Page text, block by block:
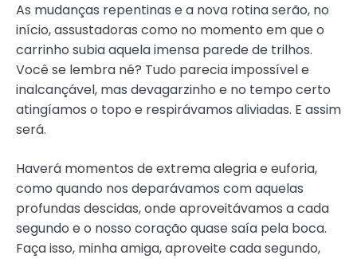
As mudanças repentinas e a nova rotina serão, no
início, assustadoras como no momento em que o
carrinho subia aquela imensa parede de trilhos.
Você se lembra né? Tudo parecia impossível e
inalcançável, mas devagarzinho e no tempo certo
atingíamos o topo e respirávamos aliviadas. E assim
será.
Haverá momentos de extrema alegria e euforia,
como quando nos deparávamos com aquelas
profundas descidas, onde aproveitávamos a cada
segundo e o nosso coração quase saía pela boca.
Faça isso, minha amiga, aproveite cada segundo,